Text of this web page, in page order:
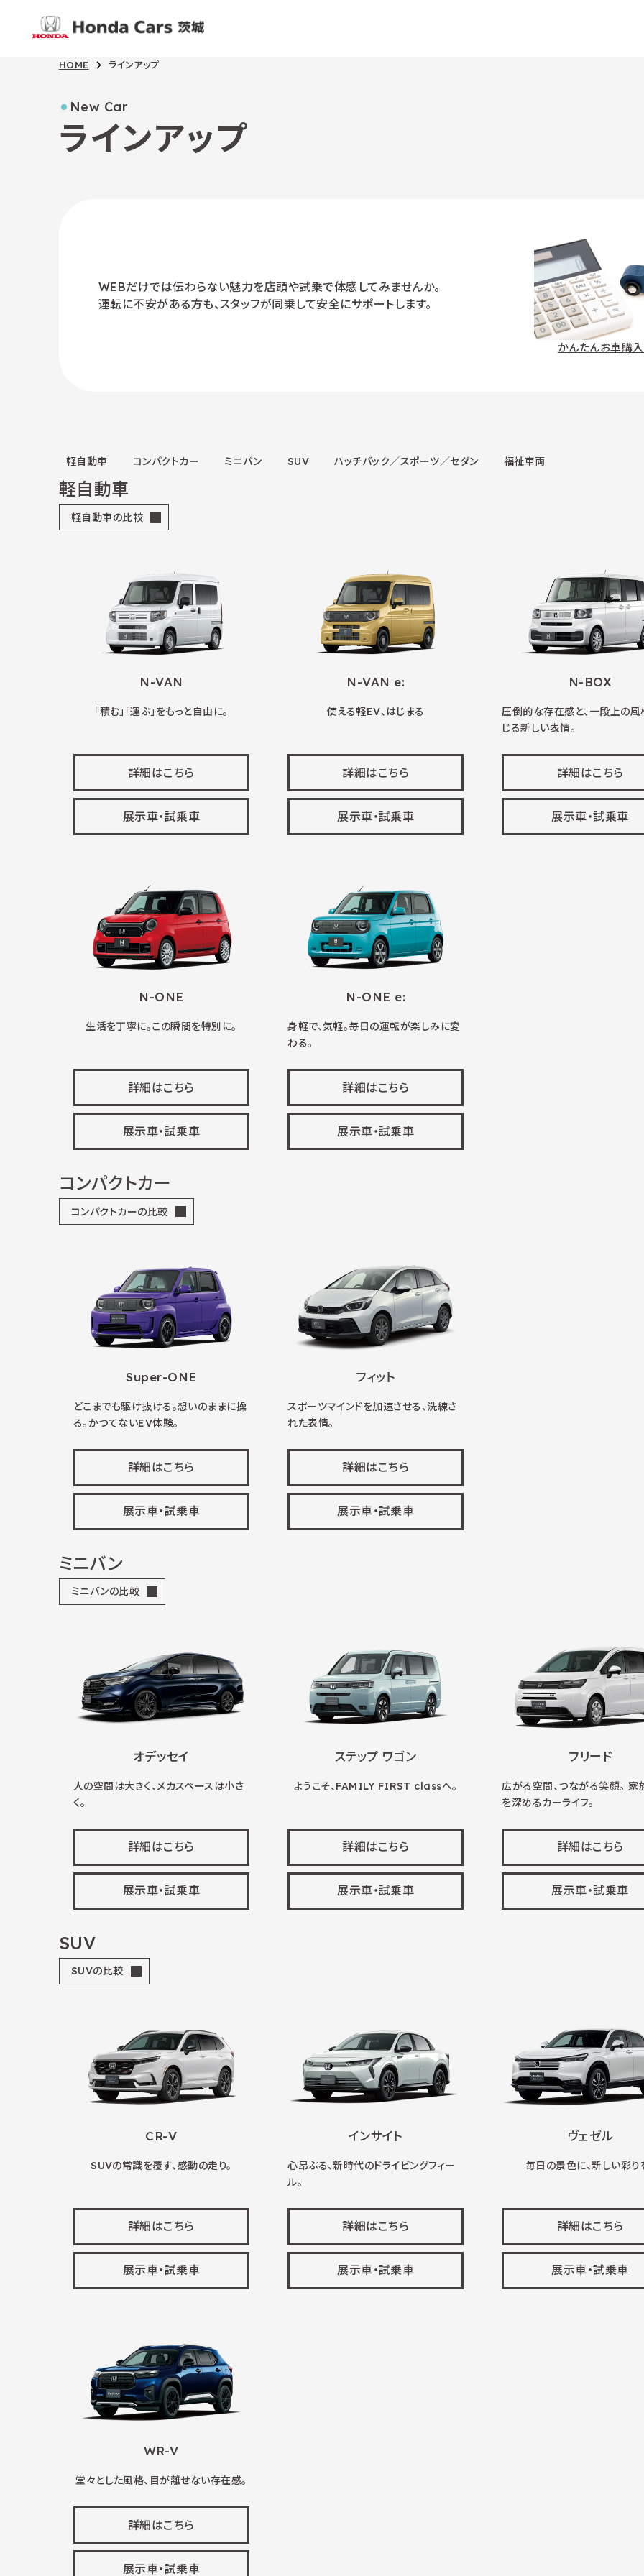
HOME ラインアップ
New Car
ラインアップ
WEBだけでは伝わらない魅力を店頭や試乗で体感してみませんか。
運転に不安がある方も、スタッフが同乗して安全にサポートします。
かんたんお車購
軽自動車 コンパクトカー ミニバン SUV ハッチバック／スポーツ／セダン 福祉車両
軽自動車
軽自動車の比較
N-VAN
「積む」「運ぶ」をもっと自由に。
詳細はこちら
展示車・試乗車
N-VAN e:
使える軽EV、はじまる
詳細はこちら
展示車・試乗車
N-BOX
圧倒的な存在感と、一段上の風
じる新しい表情。
詳細はこちら
展示車・試乗車
N-ONE
生活を丁寧に。この瞬間を特別に。
詳細はこちら
展示車・試乗車
N-ONE e:
身軽で、気軽。毎日の運転が楽しみに変
わる。
詳細はこちら
展示車・試乗車
コンパクトカー
コンパクトカーの比較
Super-ONE
どこまでも駆け抜ける。想いのままに操
る。かつてないEV体験。
詳細はこちら
展示車・試乗車
フィット
スポーツマインドを加速させる、洗練さ
れた表情。
詳細はこちら
展示車・試乗車
ミニバン
ミニバンの比較
オデッセイ
人の空間は大きく、メカスペースは小さ
く。
詳細はこちら
展示車・試乗車
ステップ ワゴン
ようこそ、FAMILY FIRST classへ。
詳細はこちら
展示車・試乗車
フリード
広がる空間、つながる笑顔。 家
を深めるカーライフ。
詳細はこちら
展示車・試乗車
SUV
SUVの比較
CR-V
SUVの常識を覆す、感動の走り。
詳細はこちら
展示車・試乗車
インサイト
心昂ぶる、新時代のドライビングフィー
ル。
詳細はこちら
展示車・試乗車
ヴェゼル
毎日の景色に、新しい彩り
詳細はこちら
展示車・試乗車
WR-V
堂々とした風格、目が離せない存在感。
詳細はこちら
展示車・試乗車